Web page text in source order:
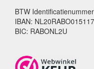
BTW
IBAN:
BIC: RABONL2U